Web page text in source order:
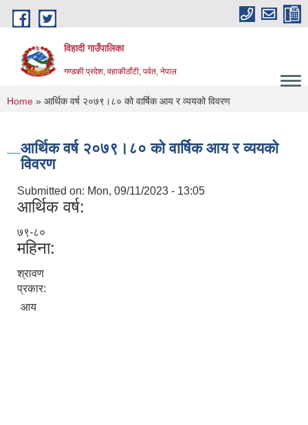
Skip to main content
विहादी गाउँपालिका
गण्डकी प्रदेश, वहाकीठाँटी, पर्वत, नेपाल
You are here
Home » आर्थिक वर्ष २०७९।८० को वार्षिक आय र व्ययको विवरण
आर्थिक वर्ष २०७९।८० को वार्षिक आय र व्ययको
विवरण
Submitted on: Mon, 09/11/2023 - 13:05
आर्थिक वर्ष:
७९-८०
महिना:
श्रावण
प्रकार:
आय